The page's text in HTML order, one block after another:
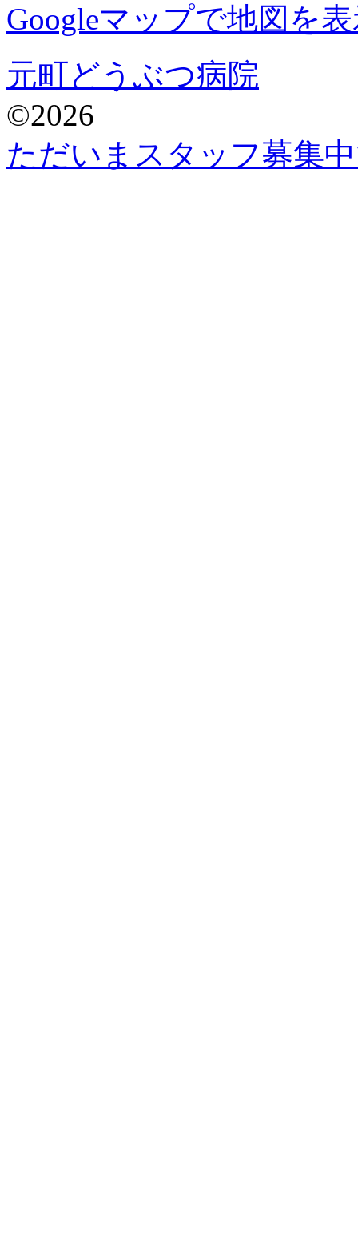
Googleマップで地図を
元町どうぶつ病院
©2026
ただいまスタッフ募集